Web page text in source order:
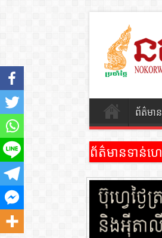
ព័ត៌មា
ព័ត៌មានទាន់ហ